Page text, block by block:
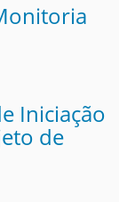
Iniciação
de